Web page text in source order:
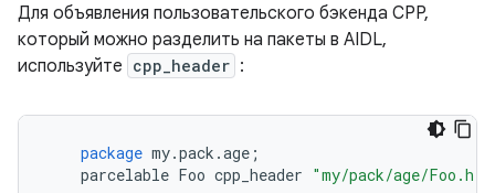
Для объявления пользовательского бэкенда CPP,
который можно разделить на пакеты в AIDL,
используйте cpp_header :
package my.pack .age ;
parcelable Foo cpp_header "my/pack/age/Foo.h"